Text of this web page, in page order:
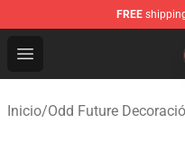
FREE
Open menu
Odd Future Shop -
Inicio/Odd Future